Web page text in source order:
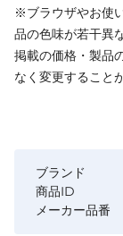
※ブラウザやお使
品の色味が若干異
掲載の価格・製品
なく変更すること
ブランド
商品ID
メーカー品番